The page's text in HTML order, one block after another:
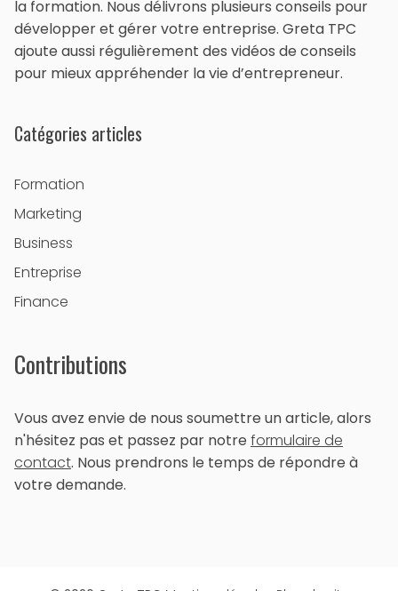
la formation. Nous délivrons plusieurs conseils pour
développer et gérer votre entreprise. Greta TPC
ajoute aussi régulièrement des vidéos de conseils
pour mieux appréhender la vie d’entrepreneur.
Catégories articles
Formation
Marketing
Business
Entreprise
Finance
Contributions
Vous avez envie de nous soumettre un article, alors
n'hésitez pas et passez par notre formulaire de
contact. Nous prendrons le temps de répondre à
votre demande.